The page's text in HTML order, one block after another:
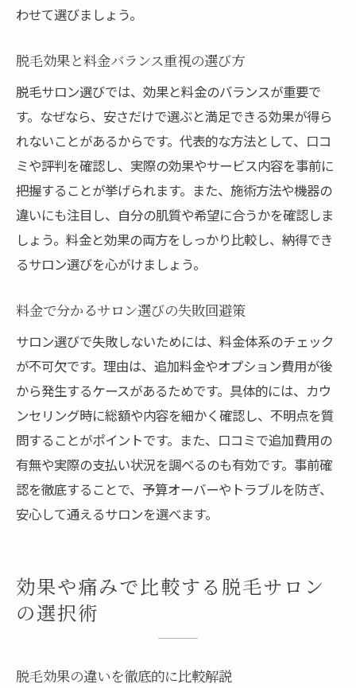
わせて選びましょう。
脱毛効果と料金バランス重視の選び方
脱毛サロン選びでは、効果と料金のバランスが重要で
す。なぜなら、安さだけで選ぶと満足できる効果が得ら
れないことがあるからです。代表的な方法として、口コ
ミや評判を確認し、実際の効果やサービス内容を事前に
把握することが挙げられます。また、施術方法や機器の
違いにも注目し、自分の肌質や希望に合うかを確認しま
しょう。料金と効果の両方をしっかり比較し、納得でき
るサロン選びを心がけましょう。
料金で分かるサロン選びの失敗回避策
サロン選びで失敗しないためには、料金体系のチェック
が不可欠です。理由は、追加料金やオプション費用が後
から発生するケースがあるためです。具体的には、カウ
ンセリング時に総額や内容を細かく確認し、不明点を質
問することがポイントです。また、口コミで追加費用の
有無や実際の支払い状況を調べるのも有効です。事前確
認を徹底することで、予算オーバーやトラブルを防ぎ、
安心して通えるサロンを選べます。
効果や痛みで比較する脱毛サロン
の選択術
脱毛効果の違いを徹底的に比較解説